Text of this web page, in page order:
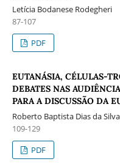
Letícia Bodanese Rodegheri
87-107
PDF
EUTANÁSIA, CÉLULAS-
DEBATES NAS
PARA A DISCUSSÃO DA
Roberto Baptista Dias da
109-129
PDF